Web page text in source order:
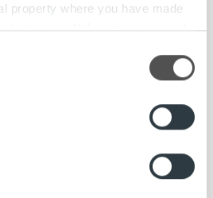
property where you have made
or withdraw your consent
your personal data is processed
in the
content and ads, to
and to analyse our traffic.
helpotettu
asiakaspalvelu voi aiempaa
erityyliset osoitteet.
perinnän osalta
Päivityksessä on kiinnitetty
käsittelyyn ja